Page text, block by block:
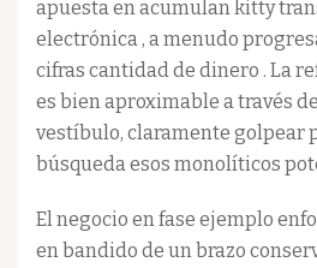
apuesta en acumulan kitty
electrónica , a menudo
cifras cantidad de dinero . La
es bien aproximable a través
vestíbulo, claramente golpear
búsqueda esos monolíticos
El negocio en fase ejemplo
en bandido de un brazo